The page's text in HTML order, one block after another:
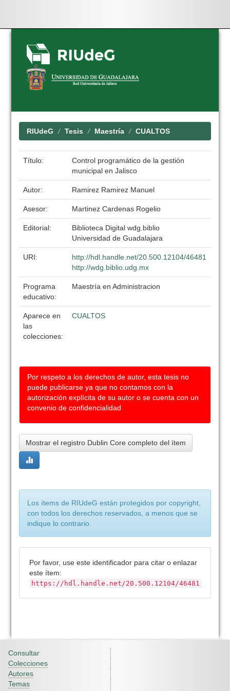
Skip
navigation
RIUdeG Tesis Maestría CUALTOS
Título:
Control programático de la gestión
municipal en Jalisco
Autor: Ramirez Ramirez Manuel
Asesor: Martinez Cardenas Rogelio
Editorial:
Biblioteca Digital wdg.biblio
Universidad de Guadalajara
URI:
http://hdl.handle.net/20.500.12104/46481
http://wdg.biblio.udg.mx
Programa
educativo:
Maestría en Administracion
Aparece en
las
colecciones:
CUALTOS
Por respeto a los derechos de autor, esta tesis no
puede publicarse ya que no contamos con la
autorización explícita de su autor o se cuenta con un
convenio de confidencialidad
Mostrar el registro Dublin Core completo del ítem
Los ítems de RIUdeG están protegidos por copyright,
con todos los derechos reservados, a menos que se
indique lo contrario.
Por favor, use este identificador para citar o enlazar
este ítem:
https://hdl.handle.net/20.500.12104/46481
Consultar
Colecciones
Autores
Temas